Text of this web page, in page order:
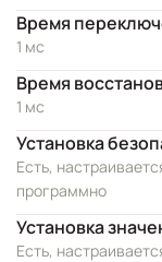
Время
1 мс
Время
1 мс
Установка
Есть,
программно
Установка
Есть,